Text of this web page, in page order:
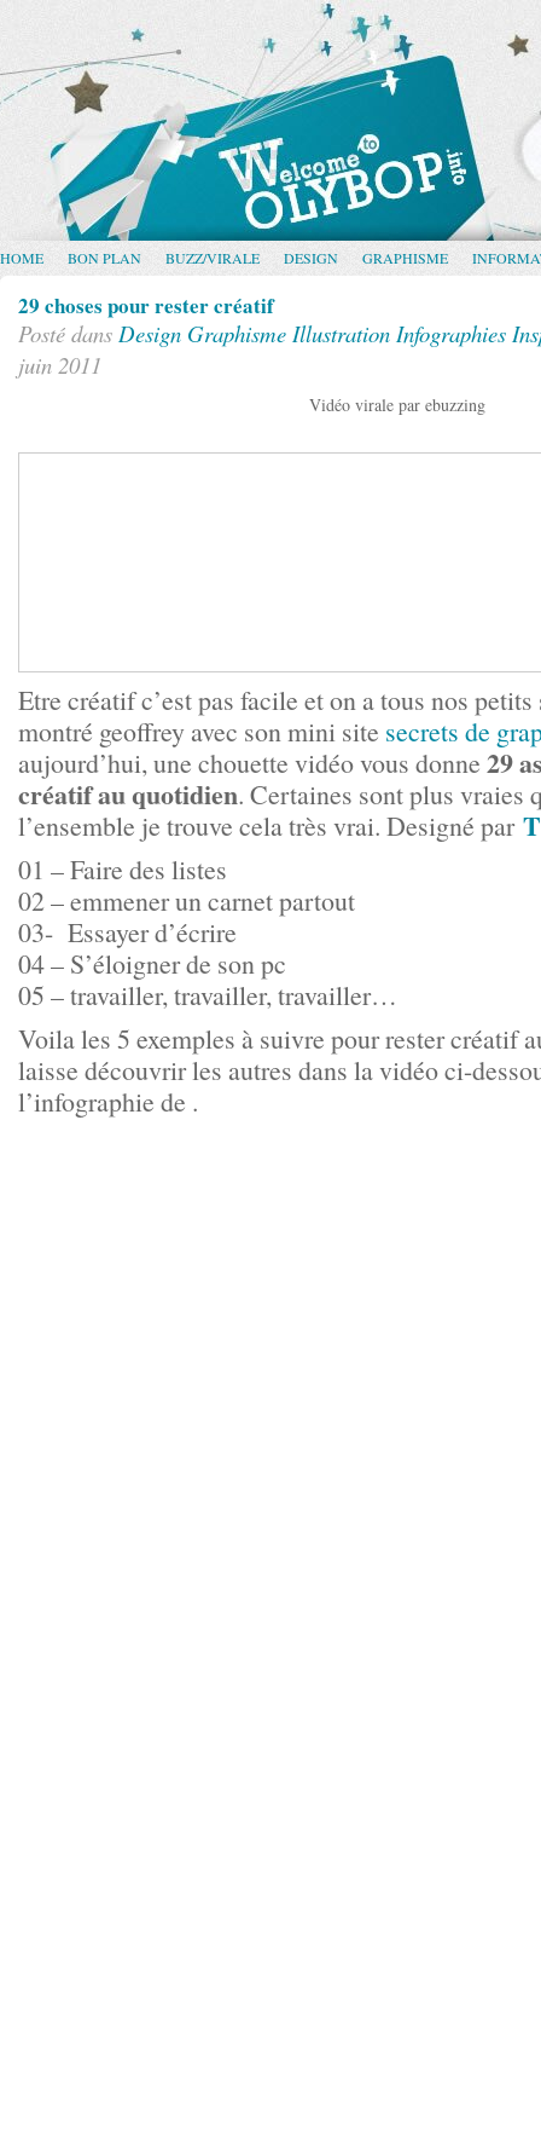
HOME BON PLAN BUZZ/VIRALE DESIGN GRAPHISME
29 choses pour rester créatif
Posté dans Design Graphisme Illustration Infographies
juin 2011
Vidéo virale par ebuzzing
Etre créatif c’est pas facile et on a tous nos
montré geoffrey avec son mini site secrets de
aujourd’hui, une chouette vidéo vous donne 29
créatif au quotidien. Certaines sont plus vraies
l’ensemble je trouve cela très vrai. Designé par
01 – Faire des listes
02 – emmener un carnet partout
03- Essayer d’écrire
04 – S’éloigner de son pc
05 – travailler, travailler, travailler…
Voila les 5 exemples à suivre pour rester créatif
laisse découvrir les autres dans la vidéo ci-
l’infographie de .